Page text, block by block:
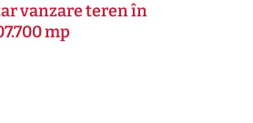
vanzare teren în
mp